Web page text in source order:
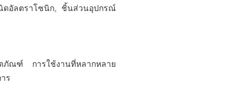
นิดอัลตราโซนิก, ชิ้นส่วนอุปกรณ์
ภัณฑ์ การใช้งานที่หลากหลาย
ร